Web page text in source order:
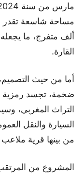
ألف متفرج، ما
القارة.
أما من حيث
ضخمة، تجسد رمزية
التراث المغربي،
السيارة والنقل
من بينها قرية